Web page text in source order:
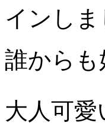
インしま
誰から
大人可